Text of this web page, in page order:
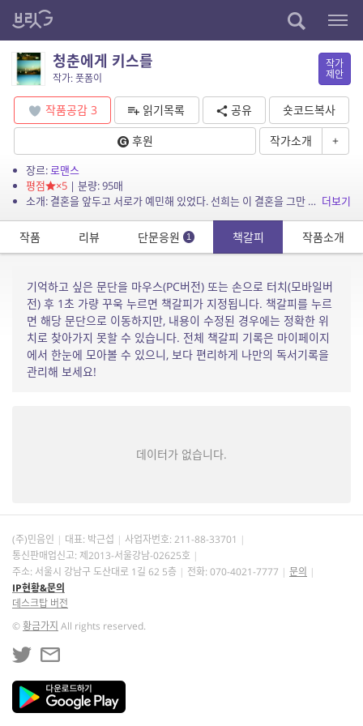
청춘에게 키스를
작가: 풋폼이
작가
제안
작품공감 3 읽기목록 공유
숏코드복사
후원
작가소개 +
장르:로맨스
평점
×5| 분량: 95매
소개: 결혼을 앞두고 서로가 예민해 있었다. 선희는 이 결혼을 그만 두자고 한다. 그도 박차고 나오고 싶었다. 남자라고 결혼에 예민하지 말라는 법있을까? 이기적이고 본인밖에 생각 안하는 ... 더보기
작품 리뷰 단문응원 1 책갈피 작품소개
기억하고 싶은 문단을 마우스(PC버전) 또는 손으로 터치(모바일버
전) 후 1초 가량 꾸욱 누르면 책갈피가 지정됩니다. 책갈피를 누르
면 해당 문단으로 이동하지만, 내용이 수정된 경우에는 정확한 위
치로 찾아가지 못할 수 있습니다. 전체 책갈피 기록은 마이페이지
에서 한눈에 모아볼 수 있으니, 보다 편리하게 나만의 독서기록을
관리해 보세요!
데이터가 없습니다.
(주)민음인 대표: 박근섭 사업자번호: 211-88-33701
통신판매업신고: 제2013-서울강남-02625호
주소: 서울시 강남구 도산대로 1길 62 5층
전화: 070-4021-7777
문의
IP현황&문의
데스크탑 버전
©황금가지 All rights reserved.